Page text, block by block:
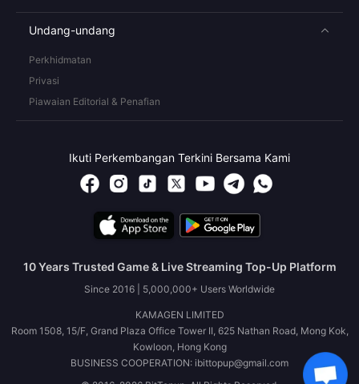
Undang-undang
Perkhidmatan
Privasi
Piawaian Editorial & Penafian
Ikuti Perkembangan Terkini Bersama Kami
10 Years Trusted Game & Live Streaming Top-Up Platform
Since 2016 | 5,000,000+ Users Worldwide
KAMAGEN LIMITED
Room 1508, 15/F, Grand Plaza Office Tower II, 625 Nathan Road, Mong Kok,
Kowloon, Hong Kong
BUSINESS COOPERATION: ibittopup@gmail.com